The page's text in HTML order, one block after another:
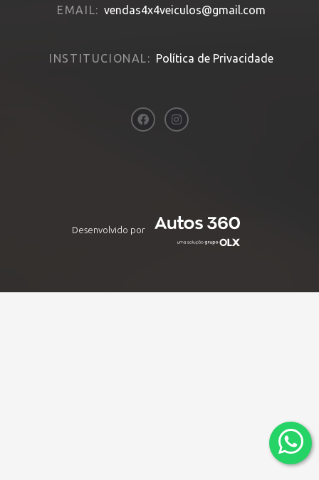
EMAIL: vendas4x4veiculos@gmail.com
INSTITUCIONAL: Política de Privacidade
Desenvolvido por